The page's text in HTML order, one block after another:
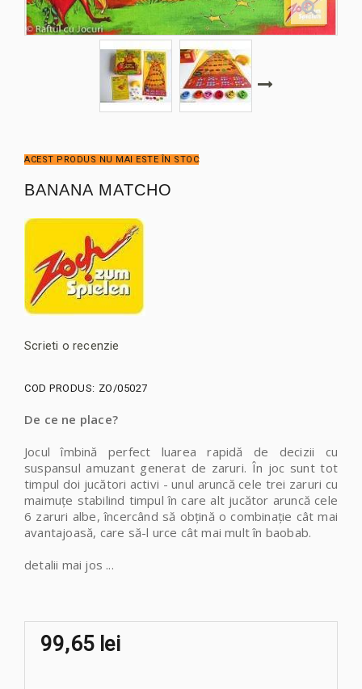
ACEST PRODUS NU MAI ESTE ÎN STOC
BANANA MATCHO
Scrieti o recenzie
COD PRODUS: ZO/05027
De ce ne place?
Jocul îmbină perfect luarea rapidă de decizii cu
suspansul amuzant generat de zaruri. În joc sunt tot
timpul doi jucători activi - unul aruncă cele trei zaruri cu
maimuțe stabilind timpul în care alt jucător aruncă cele
6 zaruri albe, încercând să obțină o combinație cât mai
avantajoasă, care să-l urce cât mai mult în baobab.
detalii mai jos ...
99,65 lei